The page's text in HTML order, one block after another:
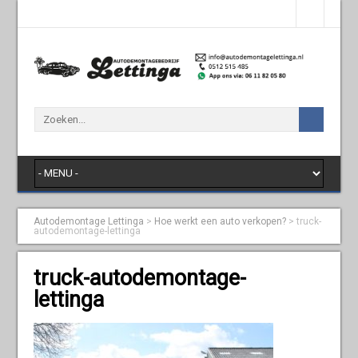
Autodemontage Lettinga > Hoe werkt een auto verkopen? >truck-
autodemontage-lettinga
truck-autodemontage-
lettinga